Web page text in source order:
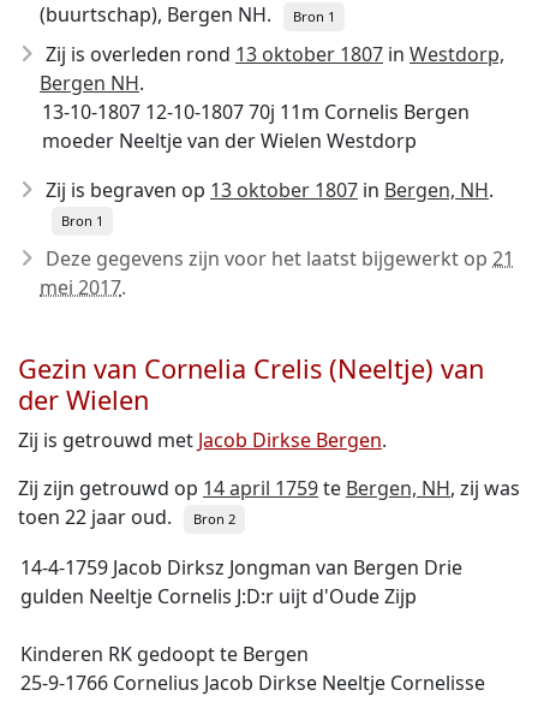
(buurtschap), Bergen NH.
Bron 1
Zij is overleden rond 13 oktober 1807 in Westdorp,
Bergen NH.
13-10-1807 12-10-1807 70j 11m Cornelis Bergen
moeder Neeltje van der Wielen Westdorp
Zij is begraven op 13 oktober 1807 in Bergen, NH.
Bron 1
Deze gegevens zijn voor het laatst bijgewerkt op 21
mei 2017.
Gezin van Cornelia Crelis (Neeltje) van
der Wielen
Zij is getrouwd met Jacob Dirkse Bergen.
Zij zijn getrouwd op 14 april 1759te Bergen, NH, zij was
toen 22 jaar oud.
Bron 2
14-4-1759 Jacob Dirksz Jongman van Bergen Drie
gulden Neeltje Cornelis J:D:r uijt d'Oude Zijp
Kinderen RK gedoopt te Bergen
25-9-1766 Cornelius Jacob Dirkse Neeltje Cornelisse